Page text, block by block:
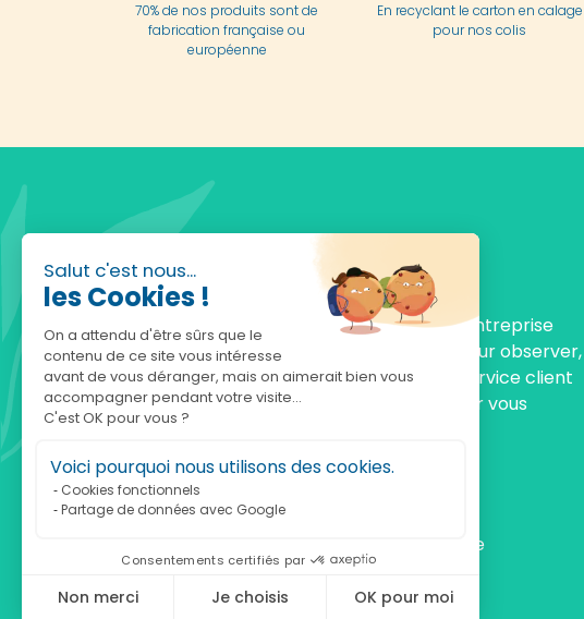
Salut c'est nous...
les Cookies !
On a attendu d'être sûrs que le
contenu de ce site vous intéresse
avant de vous déranger, mais on aimerait bien vous
accompagner pendant votre visite...
C'est OK pour vous ?
Voici pourquoi nous utilisons des cookies.
Cookies fonctionnels
Partage de données avec Google
Consentements certifiés par
Non merci Je choisis OK pour moi
70% de nos produits sont de
fabrication française ou
européenne
En recyclant le carton en calage
pour nos colis
Fondée en 2010, achatnature.com est une entreprise
française qui réunit plus de 5000 produits pour observer,
comprendre et protéger la nature. Notre service client
est à votre écoute, du lundi au vendredi, pour vous
accompagner.
Notre adresse :
achatnature.com (Ethik & Nature)
160 rue Pierre Fallion - 69140 Rillieux-La-Pape